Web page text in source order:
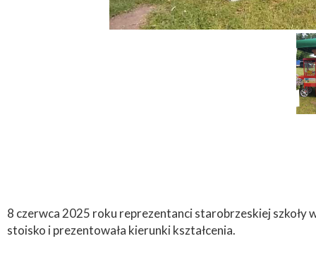
8 czerwca 2025 roku reprezentanci starobrzeskiej szkoły
stoisko i prezentowała kierunki kształcenia.